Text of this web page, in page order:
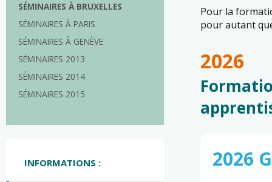
SÉMINAIRES À BRUXELLES
SÉMINAIRES À PARIS
SÉMINAIRES À GENÈVE
SÉMINAIRES 2013
SÉMINAIRES 2014
SÉMINAIRES 2015
INFORMATIONS :
Pour la
pour autant
2026
2026